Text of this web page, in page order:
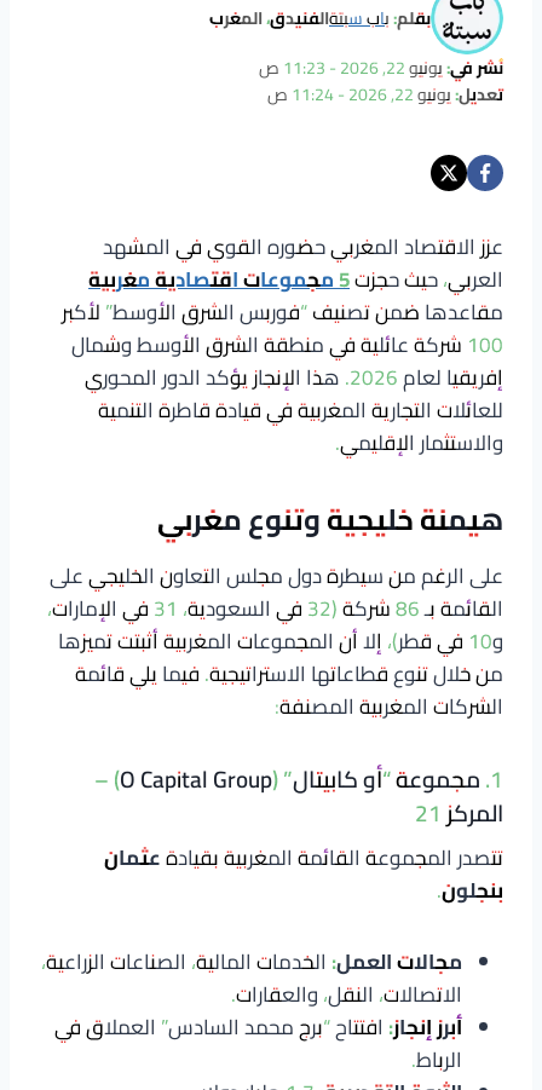
بقلم:باب سبتةالفنيدق، المغرب
نُشر في:يونيو 22, 2026 - 11:23 ص
تعديل:يونيو 22, 2026 - 11:24 ص
عزز الاقتصاد المغربي حضوره القوي في المشهد
العربي، حيث حجزت5 مجموعات اقتصادية مغربية
مقاعدها ضمن تصنيف “فوربس الشرق الأوسط” لأكبر
100 شركة عائلية في منطقة الشرق الأوسط وشمال
إفريقيا لعام 2026. هذا الإنجاز يؤكد الدور المحوري
للعائلات التجارية المغربية في قيادة قاطرة التنمية
والاستثمار الإقليمي.
هيمنة خليجية وتنوع مغربي
على الرغم من سيطرة دول مجلس التعاون الخليجي على
القائمة بـ 86 شركة (32 في السعودية، 31 في الإمارات،
و10 في قطر)، إلا أن المجموعات المغربية أثبتت تميزها
من خلال تنوع قطاعاتها الاستراتيجية. فيما يلي قائمة
الشركات المغربية المصنفة:
1. مجموعة “أو كابيتال” (O Capital Group) –
المركز 21
تتصدر المجموعة القائمة المغربية بقيادةعثمان
بنجلون.
مجالات العمل: الخدمات المالية، الصناعات الزراعية،
الاتصالات، النقل، والعقارات.
أبرز إنجاز: افتتاح “برج محمد السادس” العملاق في
الرباط.